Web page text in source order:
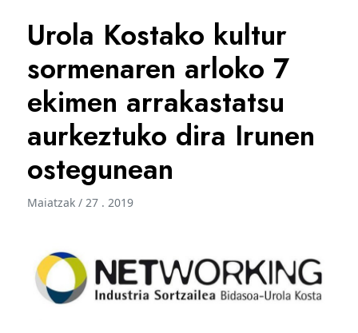
Urola Kostako kultur
sormenaren arloko 7
ekimen arrakastatsu
aurkeztuko dira Irunen
ostegunean
Maiatzak / 27 . 2019